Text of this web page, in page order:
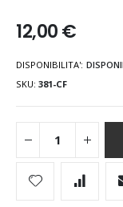
12,00 €
DISPONIBILITA':
SKU 381-CF